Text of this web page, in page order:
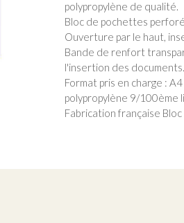
polypropylène de qualité.
Bloc de pochettes
Ouverture par le haut,
Bande de renfort
l'insertion des documents.
Format pris en charge :
polypropylène 9/100ème
Fabrication française